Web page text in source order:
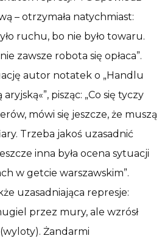
– otrzymała natychmiast:
ruchu, bo nie było towaru.
zawsze robota się opłaca”.
autor notatek o „Handlu
pisząc: „Co się tyczy
mówi się jeszcze, że muszą
Trzeba jakoś uzasadnić
inna była ocena sytuacji
w getcie warszawskim”.
uzasadniająca represje:
przez mury, ale wzrósł
Żandarmi